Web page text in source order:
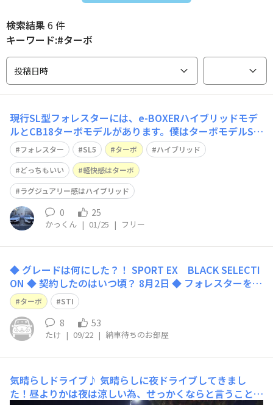
検索結果6 件
キーワード:#ターボ
投稿日時
現行SL型フォレスターには、e-BOXERハイブリッドモデ
ルとCB18ターボモデルがあります。僕はターボモデルSP
ORT EXを所有してますが、先日ハイブリッドモデルX-BR
EAKに1日中乗れる機会がありまして、せっかくなので両
モデルの比較ドライブをしてみました。価格の違いはもち
ろんありますが、エン
フォレスター SL5 ターボ
ハイブリッド
どっちもいい
軽快感はターボ
ラグジュアリー感はハイブリッド
0 25
かっくん | 01/25 | フリー
◆ グレードは何にした？！ SPORT EX BLACK SELECTI
ON ◆ 契約したのはいつ頃？ 8月2日 ◆ フォレスターを選
んだ一番の理由は？ フォレスターに乗りたいと思ってい
たから ◆ 実はこの車と迷ってたんです…という車、あり
ますか？ なし ◆ 担当セールスからの刺さったひと言
ターボ STI
8 53
たけ | 09/22 | 納車待ちのお部屋
気晴らしドライブ♪ 気晴らしに夜ドライブしてきまし
た！昼よりかは夜は涼しい為、せっかくならと言うことで